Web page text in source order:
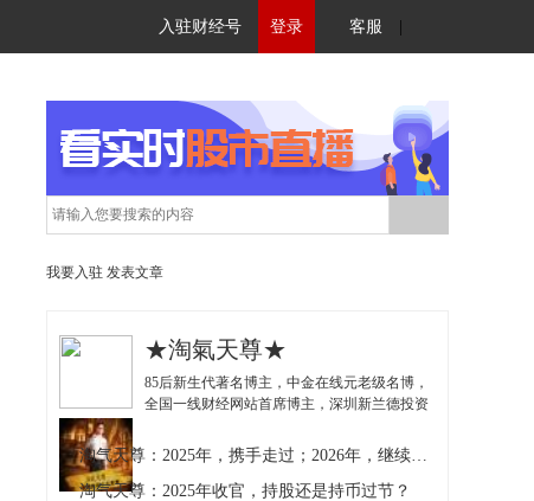
入驻财经号 登录 客服
我要入驻 发表文章
★淘氣天尊★
85后新生代著名博主，中金在线元老级名博，
全国一线财经网站首席博主，深圳新兰德投资
与《波段高抛低吸理论》的实战结合，深受投
资者推崇！
淘气天尊：2025年，携手走过；2026年，继续加油！
淘气天尊：2025年收官，持股还是持币过节？